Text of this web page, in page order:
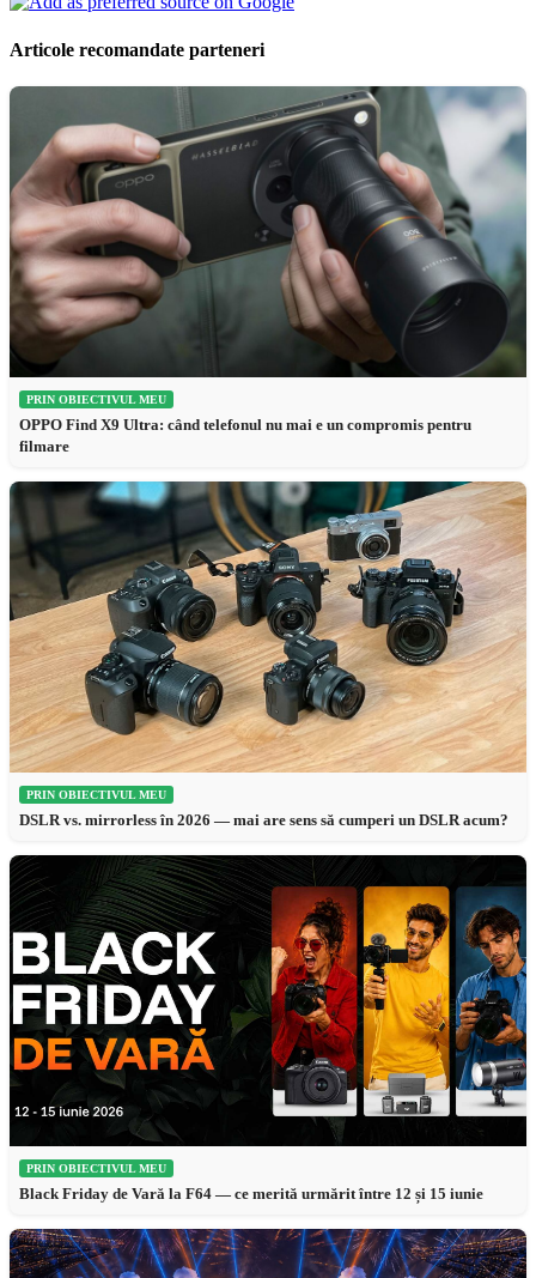
Articole recomandate parteneri
PRIN OBIECTIVUL MEU
OPPO Find X9 Ultra: când telefonul nu mai e un compromis pentru
filmare
PRIN OBIECTIVUL MEU
DSLR vs. mirrorless în 2026 — mai are sens să cumperi un DSLR acum?
PRIN OBIECTIVUL MEU
Black Friday de Vară la F64 — ce merită urmărit între 12 și 15 iunie